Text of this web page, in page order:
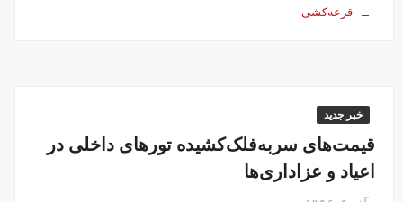
قرعه‌کشی
خبر جدید
قیمت‌های سر‌به‌فلک‌کشیده تورهای داخلی در
اعیاد و عزاداری‌ها